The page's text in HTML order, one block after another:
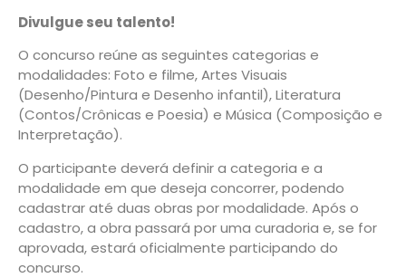
Divulgue seu talento!
O concurso reúne as seguintes categorias e
modalidades: Foto e filme, Artes Visuais
(Desenho/Pintura e Desenho infantil), Literatura
(Contos/Crônicas e Poesia) e Música (Composição e
Interpretação).
O participante deverá definir a categoria e a
modalidade em que deseja concorrer, podendo
cadastrar até duas obras por modalidade. Após o
cadastro, a obra passará por uma curadoria e, se for
aprovada, estará oficialmente participando do
concurso.